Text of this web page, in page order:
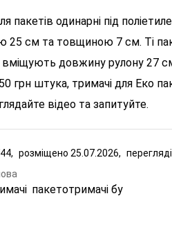
пакетів одинарні під
см та товщиною 7 см. Ті
довжину рулону 27
грн штука, тримачі для Еко
відео та запитуйте.
розміщено 25.07.2026,
пакетотримачі бу